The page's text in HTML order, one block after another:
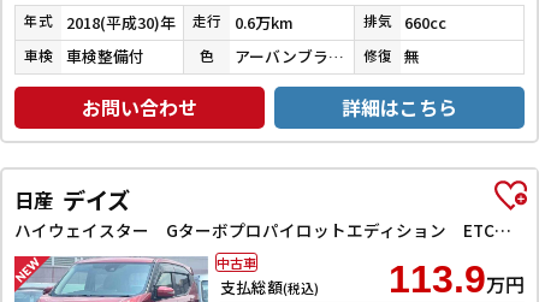
年式 2018(平成30)年 走行 0.6万km 排気 660cc
車検 車検整備付 色 アーバンブラウンパールメタリック 修復 無
お問い合わせ 詳細はこちら
日産 デイズ
ハイウェイスター Gターボプロパイロットエディション ETC 全周囲カメラ ナビ TV クリアランスソナー オートクルーズコントロール スマートキー アイドリングストップ ベンチシート CVT アルミホイール
支払総額(税込) 113.9万円
中古車